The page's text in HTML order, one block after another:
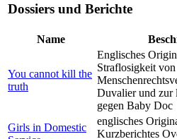
Dossiers und Berichte
Name
You cannot kill the
truth
Englisches
Straflosigkeit von
Duvalier und zur
gegen Baby Doc
Girls in Domestic
englisches
Kurzberichtes